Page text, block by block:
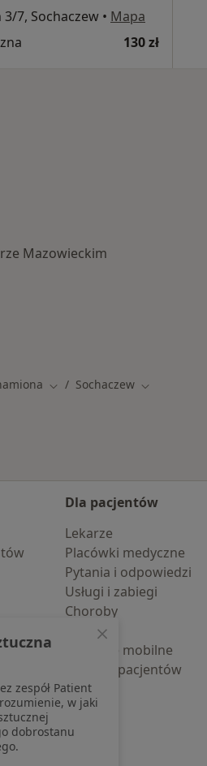
7, Sochaczew • Mapa
130 zł
Mazowieckim
Zmień miasto
Sochaczew Zmień miasto
Dla pacjentów
Lekarze
Placówki medyczne
Pytania i odpowiedzi
Usługi i zabiegi
Choroby
Pomoc
Aplikacje mobilne
Blog dla pacjentów
zespół Patient
w jaki
dobrostanu